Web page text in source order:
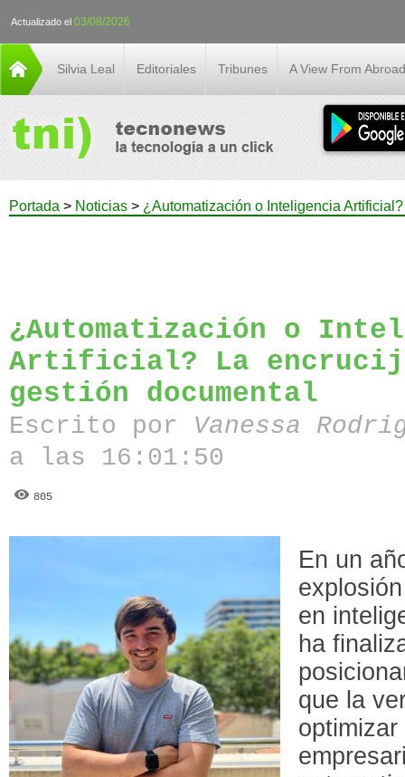
Actualizado el 03/08/2026
Silvia Leal Editoriales Tribunes A View From Abroad
Portada > Noticias > ¿Automatización o Inteligencia
¿Automatización o
Artificial? La
gestión documental
Escrito por Vanessa
a las 16:01:50
805
En un
en
ha
que la